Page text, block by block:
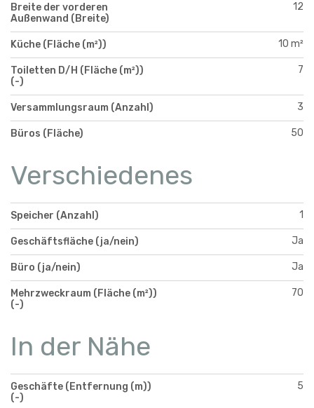
Breite der vorderen
Außenwand (Breite)
12
Küche (Fläche (m²)) 10 m²
Toiletten D/H (Fläche (m²))
(-)
7
Versammlungsraum (Anzahl) 3
Büros (Fläche) 50
Verschiedenes
Speicher (Anzahl) 1
Geschäftsfläche (ja/nein) Ja
Büro (ja/nein) Ja
Mehrzweckraum (Fläche (m²))
(-)
70
In der Nähe
Geschäfte (Entfernung (m))
(-)
5